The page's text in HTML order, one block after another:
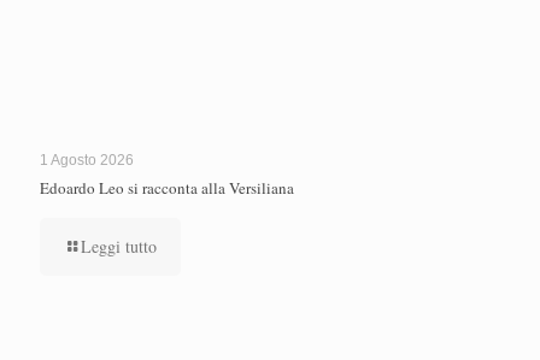
1 Agosto 2026
Edoardo Leo si racconta alla Versiliana
Leggi tutto